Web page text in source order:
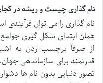
نام گذاری چیست و ریشه در
نام گذاری را می توان
همان ابتدای شکل گیری
از صرفاً برچسب زدن به
قدرتمند برای سازماندهی
تصور دنیایی بدون نام ها